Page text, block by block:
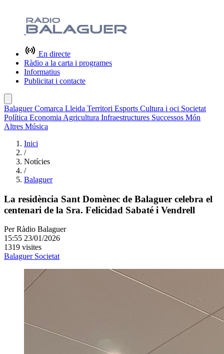
En directe
Ràdio a la carta i programes
Informatius
Publicitat i contacte
BalaguerComarca Lleida Territori Esports Cultura i oci Societat
Política Economia Agricultura Infraestructures Successos Món
Altres Música
Inici
/
Notícies
/
Balaguer
La residència Sant Domènec de Balaguer celebra el
centenari de la Sra. Felicidad Sabaté i Vendrell
Per Ràdio Balaguer
15:55 23/01/2026
1319 visites
Balaguer Societat